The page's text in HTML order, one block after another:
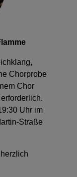
Chorprobe
Chor
Uhr im
Straße